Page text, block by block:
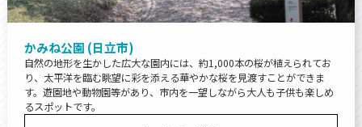
かみね公園 (日立市)
自然の地形を生かした広大な園内には、約1,000本の桜が植えられてお
り、太平洋を臨む眺望に彩を添える華やかな桜を見渡すことができま
す。遊園地や動物園等があり、市内を一望しながら大人も子供も楽しめ
るスポットです。